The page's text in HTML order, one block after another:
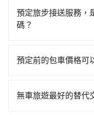
人票價290元，再用
程車，搭上小黃後約
均每人花費為390元
全程使用tripool並到
同）承租小轎車，每
（竹北市）到首都飯
付。再者，和運的
擇，而且無人租車最
灣大車隊、Uber、
到車，也可考慮打電
可省高達$1,300。但
台北或新北的80倍之
預定旅步接送服務
碼？
折優惠，只需在預定
預定前的包車價格可
無隱藏費用，讓您可
無車旅遊最好的替代